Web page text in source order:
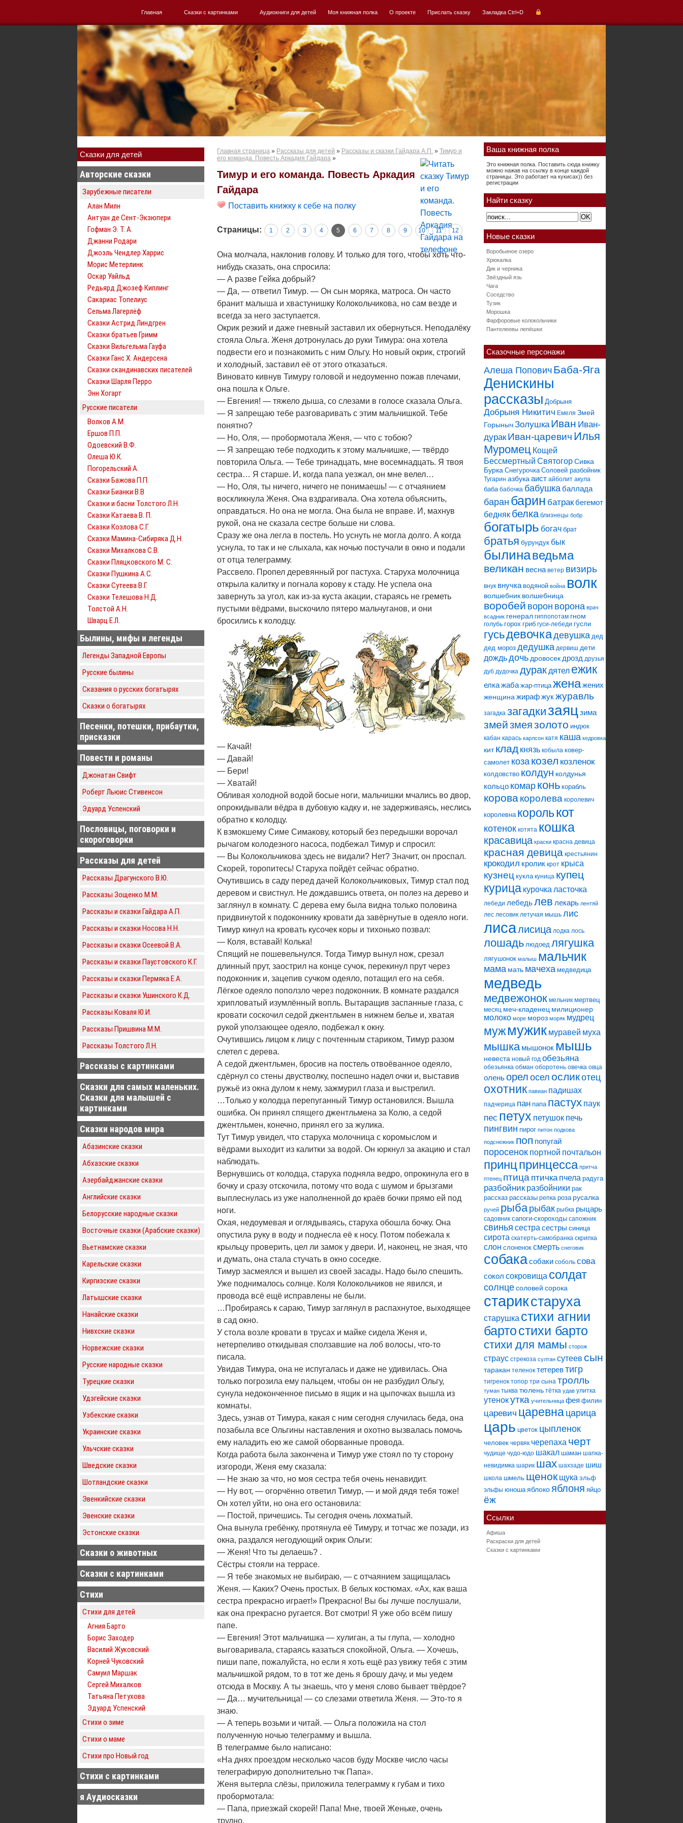
Главная Сказки с картинками Аудиокниги для детей Моя книжная полка О проекте Прислать сказку Закладка Ctrl+D
Сказки для детей
Авторские сказки
Зарубежные писатели
Алан Милн
Антуан де Сент-Экзюпери
Гофман Э. Т. А.
Джанни Родари
Джоэль Чендлер Харрис
Морис Метерлинк
Оскар Уайльд
Редьярд Джозеф Киплинг
Сакариас Топелиус
Сельма Лагерлёф
Сказки Астрид Линдгрен
Сказки братьев Гримм
Сказки Вильгельма Гауфа
Сказки Ганс Х. Андерсена
Сказки скандинавских писателей
Сказки Шарля Перро
Энн Хогарт
Русские писатели
Волков А.М.
Ершов П.П.
Одоевский В.Ф.
Олеша Ю.К.
Погорельский А.
Сказки Бажова П.П.
Сказки Бианки В.В
Сказки и басни Толстого Л.Н.
Сказки Катаева В. П.
Сказки Козлова С.Г.
Сказки Мамина-Сибиряка Д.Н.
Сказки Михалкова С.В.
Сказки Пляцковского М. С.
Сказки Пушкина А.С.
Сказки Сутеева В.Г.
Сказки Телешова Н.Д.
Толстой А.Н.
Шварц Е.Л.
Былины, мифы и легенды
Легенды Западной Европы
Русские былины
Сказания о русских богатырях
Сказки о богатырях
Песенки, потешки, прибаутки,
присказки
Повести и романы
Джонатан Свифт
Роберт Льюис Стивенсон
Эдуард Успенский
Пословицы, поговорки и
скороговорки
Рассказы для детей
Рассказы Драгунского В.Ю.
Рассказы Зощенко М.М.
Рассказы и сказки Гайдара А.П.
Рассказы и сказки Носова Н.Н.
Рассказы и сказки Осеевой В.А.
Рассказы и сказки Паустовского К.Г.
Рассказы и сказки Пермяка Е.А.
Рассказы и сказки Ушинского К.Д.
Рассказы Коваля Ю.И.
Рассказы Пришвина М.М.
Рассказы Толстого Л.Н.
Рассказы с картинками
Сказки для самых маленьких.
Сказки для малышей с
картинками
Сказки народов мира
Абазинские сказки
Абхазские сказки
Азербайджанские сказки
Английские сказки
Белорусские народные сказки
Восточные сказки (Арабские сказки)
Вьетнамские сказки
Карельские сказки
Киргизские сказки
Латышские сказки
Нанайские сказки
Нивхские сказки
Норвежские сказки
Русские народные сказки
Турецкие сказки
Удэгейские сказки
Узбекские сказки
Украинские сказки
Ульчские сказки
Шведские сказки
Шотландские сказки
Эвенкийские сказки
Эвенские сказки
Эстонские сказки
Сказки о животных
Сказки с картинками
Стихи
Стихи для детей
Агния Барто
Борис Заходер
Василий Жуковский
Корней Чуковский
Самуил Маршак
Сергей Михалков
Татьяна Петухова
Эдуард Успенский
Стихи о зиме
Стихи о маме
Стихи про Новый год
Стихи с картинками
я Аудиосказки
Главная страница » Рассказы для детей » Рассказы и сказки Гайдара А.П. » Тимур и
его команда. Повесть Аркадия Гайдара »
Тимур и его команда. Повесть Аркадия
Гайдара
Поставить книжку к себе на полку
Страницы: 1 2 3 4 5 6 7 8 9 10 11 12
Она молчала, наклонив голову. И только для того, чтобы хоть что-
нибудь сказать, она спросила:
— А разве Гейка добрый?
— Да, — ответил Тимур. — Он сын моряка, матроса. Он часто
бранит малыша и хвастунишку Колокольчикова, но сам везде и
всегда за него заступается.
Окрик резкий и даже гневный заставил их обернуться. Неподалёку
стояла Ольга. Женя дотронулась до руки Тимура: она хотела
подвести его и познакомить с ним Ольгу. Но новый окрик, строгий
и холодный, заставил её от этого отказаться.
Виновато кивнув Тимуру головой и недоуменно пожав плечами,
она пошла к Ольге.
— Евгения! — тяжело дыша, со слезами в голосе сказала Ольга.
— Я запрещаю тебе разговаривать с этим мальчишкой. Тебе
понятно?
— Но, Оля, — пробормотала Женя, — что с тобою?
— Я запрещаю тебе подходить к этому мальчишке, — твёрдо
повторила Ольга. — Тебе тринадцать, мне восемнадцать. Я твоя
сестра… Я старше. И, когда папа уезжал, он мне велел…
— Но, Оля, ты ничего, ничего не понимаешь! — с отчаянием
воскликнула Женя. Она вздрагивала. Она хотела объяснить,
оправдаться. Но она не могла. Она была не вправе. И, махнув
рукой, она не сказала сестре больше ни слова.
Сразу же она легла в постель. Но уснуть не могла долго. А когда
уснула, то так и не слыхала, как ночью постучали в окно и подали
от отца телеграмму.
Рассвело. Пропел деревянный рог пастуха. Старуха молочница
открыла калитку и погнала корову к стаду. Не успела она
завернуть за угол, как из-за куста акации, стараясь не греметь
пустыми вёдрами, выскочило пятеро мальчуганов, и они
бросились к колодцу.
— Качай!
— Давай!
— Бери!
— Хватай!
Обливая холодной водой босые ноги, мальчишки мчались во двор,
опрокидывали вёдра в дубовую кадку и, не задерживаясь, неслись
обратно к колодцу.
К взмокшему Симе Симакову, который без передышки ворочал
рычагом колодезного насоса, подбежал Тимур и спросил:
— Вы Колокольчикова здесь не видали? Нет? Значит, он проспал.
Скорей, торопитесь! Старуха пойдёт сейчас обратно.
Очутившись в саду перед дачей Колокольчиковых, Тимур стал под
деревом и свистнул. Не дождавшись ответа, он полез на дерево и
заглянул в комнату. С дерева ему была видна только половина
придвинутой к подоконнику кровати да завёрнутые в одеяло ноги.
Тимур кинул на кровать кусочек коры и тихонько позвал:
— Коля, вставай! Колька!
Спящий не пошевельнулся. Тогда Тимур вынул нож, срезал
длинный прут, заострил на конце сучок, перекинул прут через
подоконник и, зацепив сучком одеяло, потащил его на себя.
Лёгкое одеяло поползло через подоконник. В комнате раздался
хрипловатый изумлённый вопль. Вытаращив заспанные глаза, с
кровати соскочил седой джентльмен в нижнем белье и, хватая
рукой уползающее одеяло, подбежал к окну.
Очутившись лицом к лицу с почтенным стариком, Тимур разом
слетел с дерева.
А седой джентльмен, бросив на постель отвоёванное одеяло,
сдёрнул со стены двустволку, поспешно надел очки и, выставив
ружьё из окна дулом к нему, зажмурил глаза и выстрелил.
…Только у колодца перепуганный Тимур остановился. Вышла
ошибка. Он принял спящего джентльмена за Колю, а седой
джентльмен, конечно, принял его за жулика.
Тут Тимур увидел, что старуха молочница с коромыслом и
вёдрами выходит из калитки за водой. Он юркнул за акацию и стал
наблюдать.
Вернувшись от колодца, старуха подняла ведро, опрокинула его в
бочку и сразу отскочила, потому что вода с шумом и брызгами
выплеснулась из уже наполненной до краёв бочки прямо ей под
ноги.
Охая, недоумевая и оглядываясь, старуха обошла бочку. Она
опустила руку в воду и поднесла её к носу. Потом побежала к
крыльцу проверить, цел ли замок у двери. И, наконец, не зная, что
и думать, она стала стучать в окно соседке.
Тимур засмеялся и вышел из своей засады. Надо было спешить.
Уже поднималось солнце. Коля Колокольчиков не явился, и
провода всё ещё исправлены не были.
…Пробираясь к сараю, Тимур заглянул в распахнутое, выходящее
в сад окно.
У стола возле кровати в трусах и майке сидела Женя и,
нетерпеливо откидывая сползавшие на лоб волосы, что-то
писала.
Увидав Тимура, она не испугалась и даже не удивилась. Она
только погрозила ему пальцем, чтобы он не разбудил Ольгу,
сунула недоконченное письмо в ящик и на цыпочках вышла из
комнаты.
Здесь, узнав от Тимура, какая с ним сегодня случилась беда, она
позабыла все Ольгины наставления и охотно вызвалась помочь
ему наладить ею же самой оборванные провода.
Когда работа была закончена и Тимур уже стоял по ту сторону
изгороди, Женя ему сказала:
— Не знаю за что, но моя сестра тебя очень ненавидит.
— Ну вот, — огорчённо ответил Тимур, — и мой дядя тебя тоже!
Он хотел уйти, но она его остановила:
— Постой, причешись. Ты сегодня очень лохматый.
Она вынула гребёнку, протянула её Тимуру, и тотчас же позади, из
окна, раздался негодующий окрик Ольги:
— Женя! Что ты делаешь? .
Сёстры стояли на террасе.
— Я тебе знакомых не выбираю, — с отчаянием защищалась
Женя. — Каких? Очень простых. В белых костюмах. «Ах, как ваша
сестра прекрасно играет!» Прекрасно! Вы бы лучше послушали,
как она прекрасно ругается. Вот смотри! Я уже обо всём пишу
папе.
— Евгения! Этот мальчишка — хулиган, а ты глупа, — холодно
выговаривала, стараясь казаться спокойной, Ольга. — Хочешь,
пиши папе, пожалуйста, но если я хоть ещё раз увижу тебя с этим
мальчишкой рядом, то в тот же день я брошу дачу, и мы уедем
отсюда в Москву. А ты знаешь, что у меня слово бывает твёрдое?
— Да… мучительница! — со слезами ответила Женя. — Это-то я
знаю.
— А теперь возьми и читай. — Ольга положила на стол
полученную ночью телеграмму и вышла.
В телеграмме было написано:
«На днях проездом несколько часов буду Москве число часы
телеграфирую дополнительно тчк Папа».
Женя вытерла слёзы, приложила телеграмму к губам и тихо
пробормотала:
— Папа, приезжай скорей! Папа! Мне, твоей Женьке, очень
трудно.
Ваша книжная полка
Это книжная полка. Поставить сюда книжку
можно нажав на ссылку в конце каждой
страницы. Это работает на кукисах)) без
регистрации
Найти сказку
Новые сказки
Воробьиное озеро
Хрюкалка
Дик и черника
Звёздный язь
Чага
Соседство
Тузик
Морошка
Фарфоровые колокольчики
Пантелеевы лепёшки
Сказочные персонажи
Алеша Попович Баба-Яга
Денискины
рассказы Добрыня
Добрыня Никитич Емеля Змей
ГорынычЗолушка Иван Иван-
дурак Иван-царевич Илья
Муромец Кощей
Бессмертный СвятогорСивка
Бурка Снегурочка Соловей разбойник
Тугарин азбука аист айболит акула
баба бабочка бабушкабаллада
баран барин батракбегемот
бедняк белка близнецы бобр
богатырь богач брат
братья бурундук бык
былинаведьма
великан весна ветер визирь
внук внучка водяной война волк
волшебник волшебница
воробей ворон ворона врач
всадник генерал гиппопотам гном
голубь горох гриб гуси-лебеди гусли
гусьдевочкадевушка дед
дед мороз дедушка дервиш дети
дождьдочь дровосек дрозд друзья
дуб дудочка дурак дятел ежик
елкажаба жар-птица женажених
женщина жирафжукжуравль
загадка загадкизаяцзима
змейзмеязолото индюк
кабан карась карлсон катя каша кедровка
кит клад князь кобыла ковер-
самолет козакозел козленок
колдовство колдун колдунья
кольцо комар конь корабль
коровакоролева королевич
королевна королькот
котенок котята кошка
красавица краски красна девица
красная девица крестьянин
крокодил кролик крот крыса
кузнец кукла куница купец
курица курочка ласточка
лебеди лебедьлев лекарь лентяй
лес лесовик летучая мышь лис
лисалисица лодка лось
лошадь людоед лягушка
лягушонок малыш мальчик
мама мать мачеха медведица
медведь
медвежонок мельник мертвец
месяц меч-кладенец милиционер
молоко море мороз моряк мудрец
мужмужик муравей муха
мышка мышонок мышь
невеста новый год обезьяна
обезьянка обман оборотень овечка овца
оленьорелоселосликотец
охотник павиан падишах
падчерица пан папа пастух паук
пес петух петушок печь
пингвин пирог питон подкова
подснежник поп попугай
поросенок портной почтальон
принцпринцесса притча
птенец птица птичка пчела радуга
разбойник разбойники рак
рассказ рассказы репка роза русалка
ручей рыбарыбак рыбка рыцарь
садовник сапоги-скороходы сапожник
свинья сестра сестры синица
сирота скатерть-самобранка скрипка
слон слоненок смерть снеговик
собакасобаки соболь сова
сокол сокровища солдат
солнцесоловей сорока
старикстаруха
старушка стихи агнии
бартостихи барто
стихи для мамы сторож
страус стрекоза султан сутеев сын
таракан теленок тетеревтигр
тигренок топор три сына тролль
туман тыква тюлень тётка удав улитка
утенокутка учительница фея филин
царевич царевна царица
царь цветок цыпленок
человек червяк черепаха черт
чудище чудо-юдо шакал шаман шапка-
невидимка шарик шах шахзаде шиш
школа шмель щенок щука эльф
эльфы юноша яблоко яблоня яйцо
ёж
Ссылки
Афиша
Раскраски для детей
Сказки с картинками